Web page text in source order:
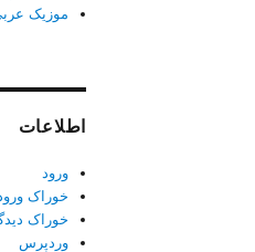
موزیک
اطلاعات
ورود
خوراک
خوراک
وردپرس